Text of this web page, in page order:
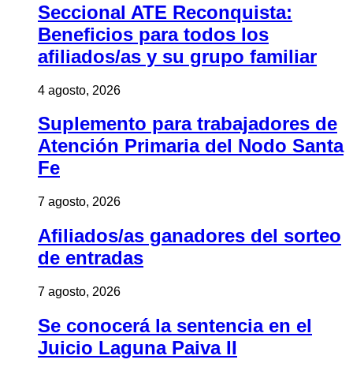
Seccional ATE Reconquista:
Beneficios para todos los
afiliados/as y su grupo familiar
4 agosto, 2026
Suplemento para trabajadores de
Atención Primaria del Nodo Santa
Fe
7 agosto, 2026
Afiliados/as ganadores del sorteo
de entradas
7 agosto, 2026
Se conocerá la sentencia en el
Juicio Laguna Paiva II